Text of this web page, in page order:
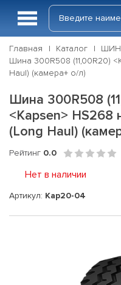
Главная Каталог
Шина 300R508 (11,00R20)
Haul) (камера+ о/л)
Шина 300R508
<Kapsen> HS268
(Long Haul)
Рейтинг 0.0
Нет в наличии
Артикул: Kap20-04